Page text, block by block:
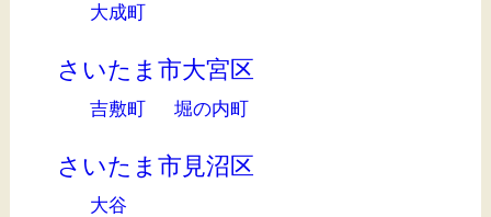
大成町
さいたま市大宮区
吉敷町 堀の内町
さいたま市見沼区
大谷